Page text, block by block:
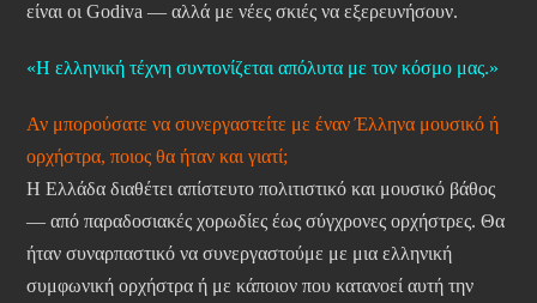
είναι οι Godiva — αλλά με νέες σκιές να εξερευνήσουν.
«Η ελληνική τέχνη συντονίζεται απόλυτα με τον κόσμο μας.»
Αν μπορούσατε να συνεργαστείτε με έναν Έλληνα μουσικό ή
ορχήστρα, ποιος θα ήταν και γιατί;
Η Ελλάδα διαθέτει απίστευτο πολιτιστικό και μουσικό βάθος
— από παραδοσιακές χορωδίες έως σύγχρονες ορχήστρες. Θα
ήταν συναρπαστικό να συνεργαστούμε με μια ελληνική
συμφωνική ορχήστρα ή με κάποιον που κατανοεί αυτή την